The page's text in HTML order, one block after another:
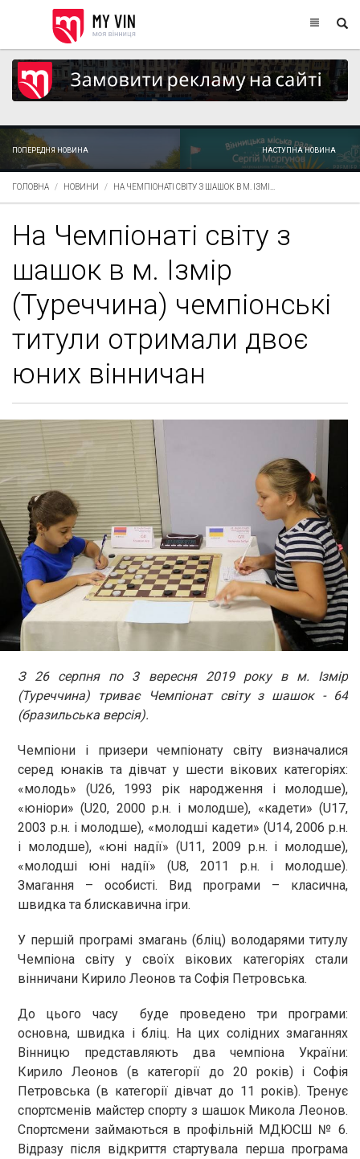
ПОПЕРЕДНЯ НОВИНА НАСТУПНА НОВИНА
ГОЛОВНА НОВИНИ НА ЧЕМПІОНАТІ СВІТУ З ШАШОК В М. ІЗМІ...
На Чемпіонаті світу з
шашок в м. Ізмір
(Туреччина) чемпіонські
титули отримали двоє
юних вінничан
З 26 серпня по 3 вересня 2019 року в м. Ізмір
(Туреччина) триває Чемпіонат світу з шашок - 64
(бразильська версія).
Чемпіони і призери чемпіонату світу визначалися
серед юнаків та дівчат у шести вікових категоріях:
«молодь» (U26, 1993 рік народження і молодше),
«юніори» (U20, 2000 р.н. і молодше), «кадети» (U17,
2003 р.н. і молодше), «молодші кадети» (U14, 2006 р.н.
і молодше), «юні надії» (U11, 2009 р.н. і молодше),
«молодші юні надії» (U8, 2011 р.н. і молодше).
Змагання – особисті. Вид програми – класична,
швидка та блискавична ігри.
У першій програмі змагань (бліц) володарями титулу
Чемпіона світу у своїх вікових категоріях стали
вінничани Кирило Леонов та Софія Петровська.
До цього часу буде проведено три програми:
основна, швидка і бліц. На цих солідних змаганнях
Вінницю представляють два чемпіона України:
Кирило Леонов (в категорії до 20 років) і Софія
Петровська (в категорії дівчат до 11 років). Тренує
спортсменів майстер спорту з шашок Микола Леонов.
Спортсмени займаються в профільній МДЮСШ № 6.
Відразу після відкриття стартувала перша програма